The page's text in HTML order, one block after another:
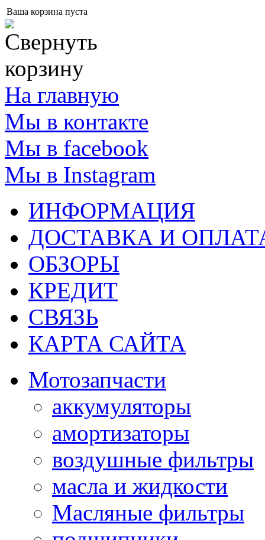
Ваша корзина пуста
На главную
Мы в контакте
Мы в facebook
Мы в Instagram
ИНФОРМАЦИЯ
ДОСТАВКА И
ОБЗОРЫ
КРЕДИТ
СВЯЗЬ
КАРТА САЙТА
Мотозапчасти
аккумуляторы
амортизаторы
воздушные фильтры
масла и жидкости
Масляные фильтры